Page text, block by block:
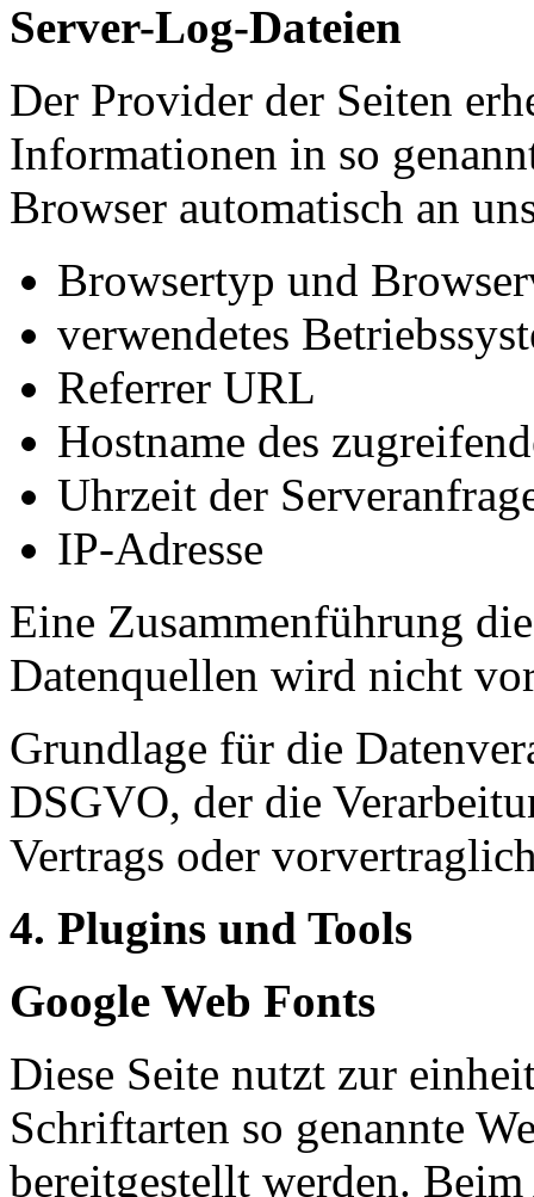
Server-Log-Dateien
Der Provider der Seiten
Informationen in so
Browser automatisch an
Browsertyp und
verwendetes
Referrer URL
Hostname des
Uhrzeit der
IP-Adresse
Eine Zusammenführung
Datenquellen wird nicht
Grundlage für die
DSGVO, der die
Vertrags oder
4. Plugins und Tools
Google Web Fonts
Diese Seite nutzt zur
Schriftarten so genannte
bereitgestellt werden.